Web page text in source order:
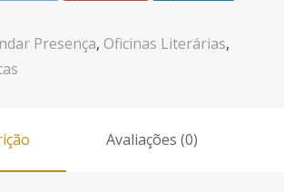
Presença, Oficinas Literárias,
Avaliações (0)